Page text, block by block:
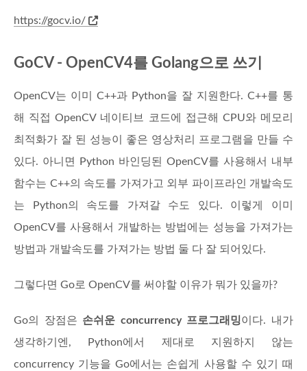
https://gocv.io/
GoCV - OpenCV4를 Golang으로 쓰기
OpenCV는 이미 C++과 Python을 잘 지원한다. C++를 통
해 직접 OpenCV 네이티브 코드에 접근해 CPU와 메모리
최적화가 잘 된 성능이 좋은 영상처리 프로그램을 만들 수
있다. 아니면 Python 바인딩된 OpenCV를 사용해서 내부
함수는 C++의 속도를 가져가고 외부 파이프라인 개발속도
는 Python의 속도를 가져갈 수도 있다. 이렇게 이미
OpenCV를 사용해서 개발하는 방법에는 성능을 가져가는
방법과 개발속도를 가져가는 방법 둘 다 잘 되어있다.
그렇다면 Go로 OpenCV를 써야할 이유가 뭐가 있을까?
Go의 장점은 손쉬운 concurrency 프로그래밍이다. 내가
생각하기엔, Python에서 제대로 지원하지 않는
concurrency 기능을 Go에서는 손쉽게 사용할 수 있기 때